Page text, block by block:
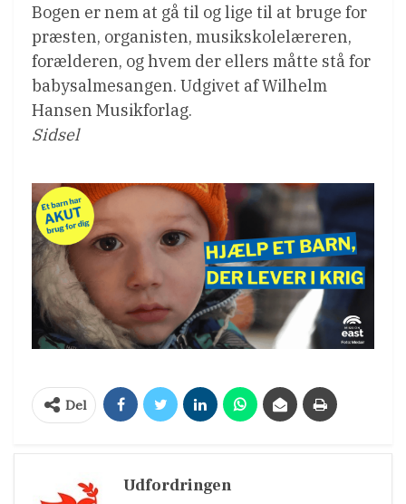
Bogen er nem at gå til og lige til at bruge for
præsten, organisten, musikskolelæreren,
forælderen, og hvem der ellers måtte stå for
babysalmesangen. Udgivet af Wilhelm
Hansen Musikforlag.
Sidsel
Del
Udfordringen